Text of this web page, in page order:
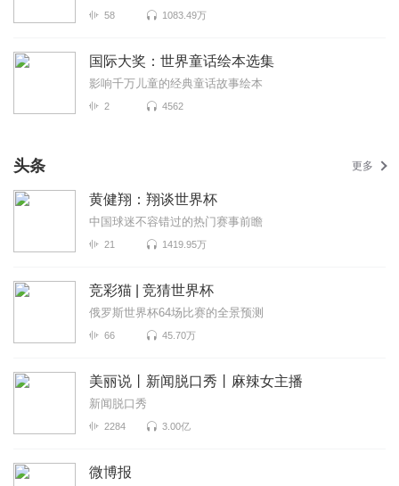
58 1083.49万
国际大奖：世界童话绘本选集
影响千万儿童的经典童话故事绘本
2 4562
头条 更多
黄健翔：翔谈世界杯
中国球迷不容错过的热门赛事前瞻
21 1419.95万
竞彩猫 | 竞猜世界杯
俄罗斯世界杯64场比赛的全景预测
66 45.70万
美丽说丨新闻脱口秀丨麻辣女主播
新闻脱口秀
2284 3.00亿
微博报